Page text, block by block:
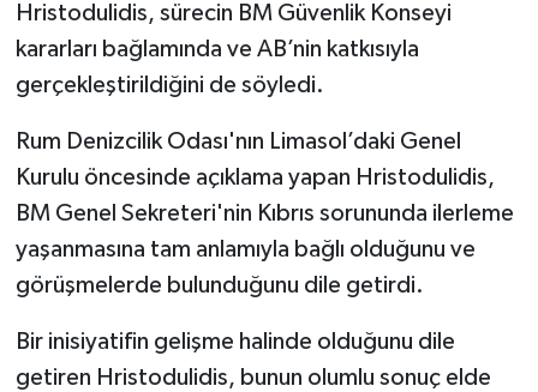
Hristodulidis, sürecin BM Güvenlik Konseyi
kararları bağlamında ve AB’nin katkısıyla
gerçekleştirildiğini de söyledi.
Rum Denizcilik Odası'nın Limasol’daki Genel
Kurulu öncesinde açıklama yapan Hristodulidis,
BM Genel Sekreteri'nin Kıbrıs sorununda ilerleme
yaşanmasına tam anlamıyla bağlı olduğunu ve
görüşmelerde bulunduğunu dile getirdi.
Bir inisiyatifin gelişme halinde olduğunu dile
getiren Hristodulidis, bunun olumlu sonuç elde